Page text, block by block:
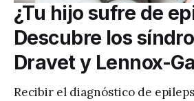
¿Tu hijo sufre de
Descubre los
Dravet y Lennox-
Recibir el diagnóstico de